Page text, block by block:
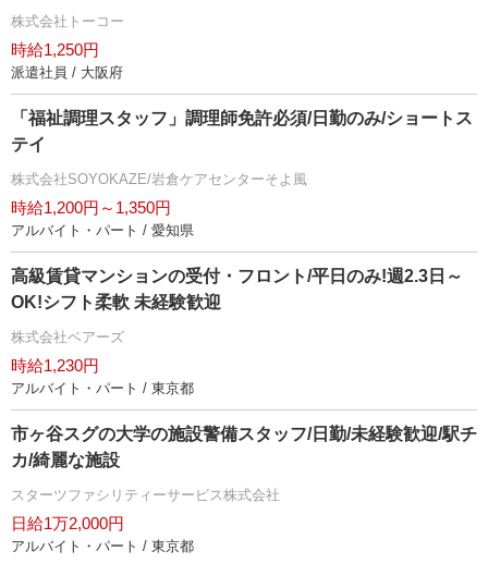
株式会社トーコー
時給1,250円
派遣社員 / 大阪府
「福祉調理スタッフ」調理師免許必須/日勤のみ/ショートス
テイ
株式会社SOYOKAZE/岩倉ケアセンターそよ風
時給1,200円～1,350円
アルバイト・パート / 愛知県
高級賃貸マンションの受付・フロント/平日のみ!週2.3日～
OK!シフト柔軟 未経験歓迎
株式会社ベアーズ
時給1,230円
アルバイト・パート / 東京都
市ヶ谷スグの大学の施設警備スタッフ/日勤/未経験歓迎/駅チ
カ/綺麗な施設
スターツファシリティーサービス株式会社
日給1万2,000円
アルバイト・パート / 東京都